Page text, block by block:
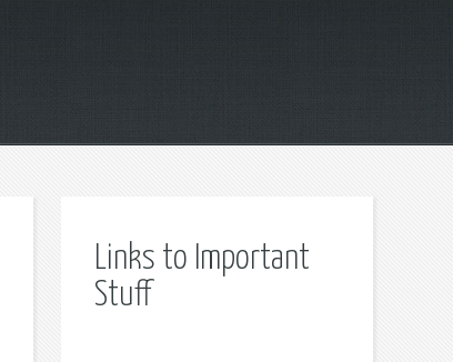
Links to Important
Stuff